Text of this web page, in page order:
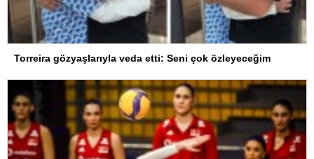
Torreira gözyaşlarıyla veda etti: Seni çok özleyeceğim